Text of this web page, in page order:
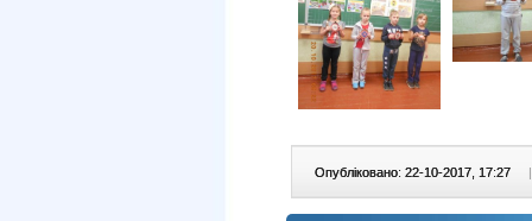
Опубліковано: 22-10-2017, 17:27 |